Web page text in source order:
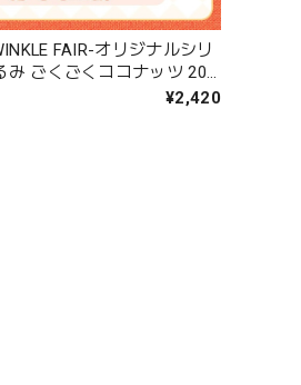
FAIR-オリジナルシリ
み ごくごくココナッツ 20
¥2,420